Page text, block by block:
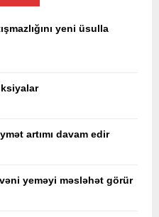
yeni üsulla
artımı davam edir
yeməyi məsləhət görür